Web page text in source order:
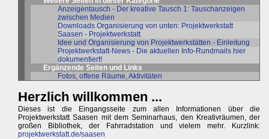
Anzeigentausch - Der kreative Tausch 1: Tauschanzeigen
zwischen Medien
Downloads Organisierung von unten: Projektwerkstatt
Saasen - Projektwerkstatt
Idee und Organisierung von Projektwerkstätten - Einleitung
Projektwerkstatt-News - Die aktuellen Info-Rundmails hier
dokumentiert!
Ergänzende Seiten und Links
Fotos, offene Räume, Aktivitäten
Herzlich willkommen ...
Dieses ist die Eingangsseite zum allen Informationen über die
Projektwerkstatt Saasen mit dem Seminarhaus, den Kreativräumen, der
großen Bibliothek, der Fahrradstation und vielem mehr. Kurzlink:
projektwerkstatt.de/saasen